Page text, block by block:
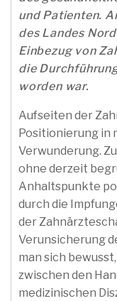
und Patienten.
des Landes
Einbezug von
die
worden war.
Aufseiten der
Positionierung in
Verwunderung.
ohne derzeit
Anhaltspunkte
durch die
der
Verunsicherung
man sich
zwischen den
medizinischen